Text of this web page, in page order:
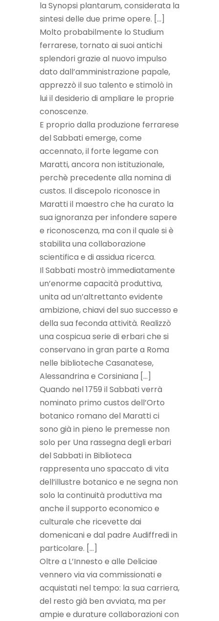
la Synopsi plantarum, considerata la
sintesi delle due prime opere. […]
Molto probabilmente lo Studium
ferrarese, tornato ai suoi antichi
splendori grazie al nuovo impulso
dato dall’amministrazione papale,
apprezzò il suo talento e stimolò in
lui il desiderio di ampliare le proprie
conoscenze.
E proprio dalla produzione ferrarese
del Sabbati emerge, come
accennato, il forte legame con
Maratti, ancora non istituzionale,
perchè precedente alla nomina di
custos. Il discepolo riconosce in
Maratti il maestro che ha curato la
sua ignoranza per infondere sapere
e riconoscenza, ma con il quale si è
stabilita una collaborazione
scientifica e di assidua ricerca.
Il Sabbati mostrò immediatamente
un’enorme capacità produttiva,
unita ad un’altrettanto evidente
ambizione, chiavi del suo successo e
della sua feconda attività. Realizzò
una cospicua serie di erbari che si
conservano in gran parte a Roma
nelle biblioteche Casanatese,
Alessandrina e Corsiniana […]
Quando nel 1759 il Sabbati verrà
nominato primo custos dell’Orto
botanico romano del Maratti ci
sono già in pieno le premesse non
solo per Una rassegna degli erbari
del Sabbati in Biblioteca
rappresenta uno spaccato di vita
dell’illustre botanico e ne segna non
solo la continuità produttiva ma
anche il supporto economico e
culturale che ricevette dai
domenicani e dal padre Audiffredi in
particolare. […]
Oltre a L’Innesto e alle Deliciae
vennero via via commissionati e
acquistati nel tempo: la sua carriera,
del resto già ben avviata, ma per
ampie e durature collaborazioni con